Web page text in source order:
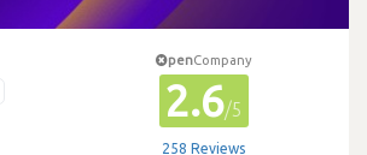
penCompany
2.6/5
258 Reviews